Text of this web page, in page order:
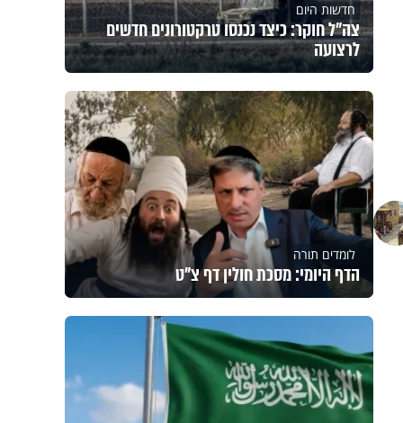
חדשות היום
צה"ל חוקר: כיצד נכנסו טרקטורונים חדשים
לרצועה
לומדים תורה
הדף היומי: מסכת חולין דף צ"ט